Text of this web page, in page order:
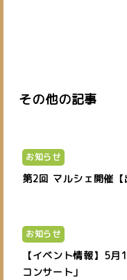
その他の記事
お知らせ
第2回 マルシェ開催【
お知らせ
【イベント情報】5
コンサート」